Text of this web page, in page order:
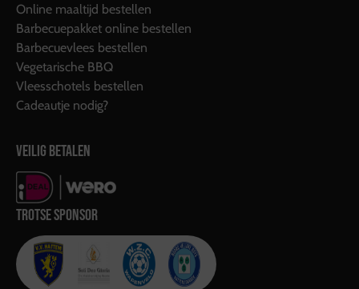
Online maaltijd bestellen
Barbecuepakket online bestellen
Barbecuevlees bestellen
Vegetarische BBQ
Vleesschotels bestellen
Cadeautje nodig?
VEILIG BETALEN
TROTSE SPONSOR